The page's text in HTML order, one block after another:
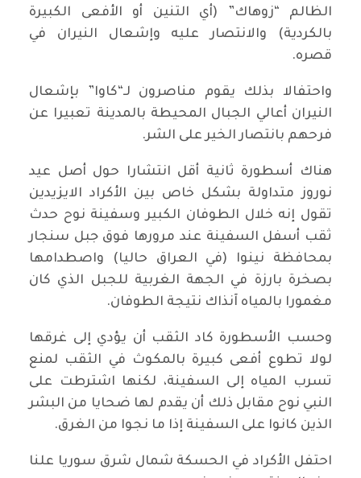
الظالم “زوهاك” (أي التنين أو الأفعى الكبيرة
بالكردية) والانتصار عليه وإشعال النيران في
قصره.
واحتفالا بذلك يقوم مناصرون لـ“كاوا” بإشعال
النيران أعالي الجبال المحيطة بالمدينة تعبيرا عن
فرحهم بانتصار الخير على الشر.
هناك أسطورة ثانية أقل انتشارا حول أصل عيد
نوروز متداولة بشكل خاص بين الأكراد الايزيدين
تقول إنه خلال الطوفان الكبير وسفينة نوح حدث
ثقب أسفل السفينة عند مرورها فوق جبل سنجار
بمحافظة نينوا (في العراق حاليا) واصطدامها
بصخرة بارزة في الجهة الغربية للجبل الذي كان
مغمورا بالمياه آنذاك نتيجة الطوفان.
وحسب الأسطورة كاد الثقب أن يؤدي إلى غرقها
لولا تطوع أفعى كبيرة بالمكوث في الثقب لمنع
تسرب المياه إلى السفينة، لكنها اشترطت على
النبي نوح مقابل ذلك أن يقدم لها ضحايا من البشر
الذين كانوا على السفينة إذا ما نجوا من الغرق.
احتفل الأكراد في الحسكة شمال شرق سوريا علنا